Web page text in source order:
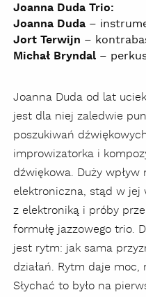
Joanna Duda Trio:
Joanna Duda –
Jort Terwijn –
Michał Bryndal –
Joanna Duda od lat
jest dla niej zaledwie
poszukiwań
improwizatorka i
dźwiękowa. Duży wpływ
elektroniczna, stąd w jej
z elektroniką i próby
formułę jazzowego trio.
jest rytm: jak sama
działań. Rytm daje
Słychać to było na